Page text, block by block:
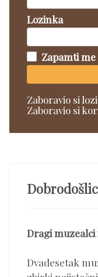
Lozinka
Zapamti me
Zaboravio si
Zaboravio si
Dragi
Dvadesetak